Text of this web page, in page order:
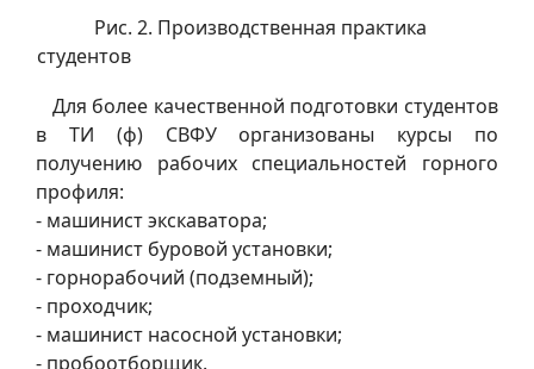
Рис. 2. Производственная практика
студентов
Для более качественной подготовки студентов
в ТИ (ф) СВФУ организованы курсы по
получению рабочих специальностей горного
профиля:
- машинист экскаватора;
- машинист буровой установки;
- горнорабочий (подземный);
- проходчик;
- машинист насосной установки;
- пробоотборщик.